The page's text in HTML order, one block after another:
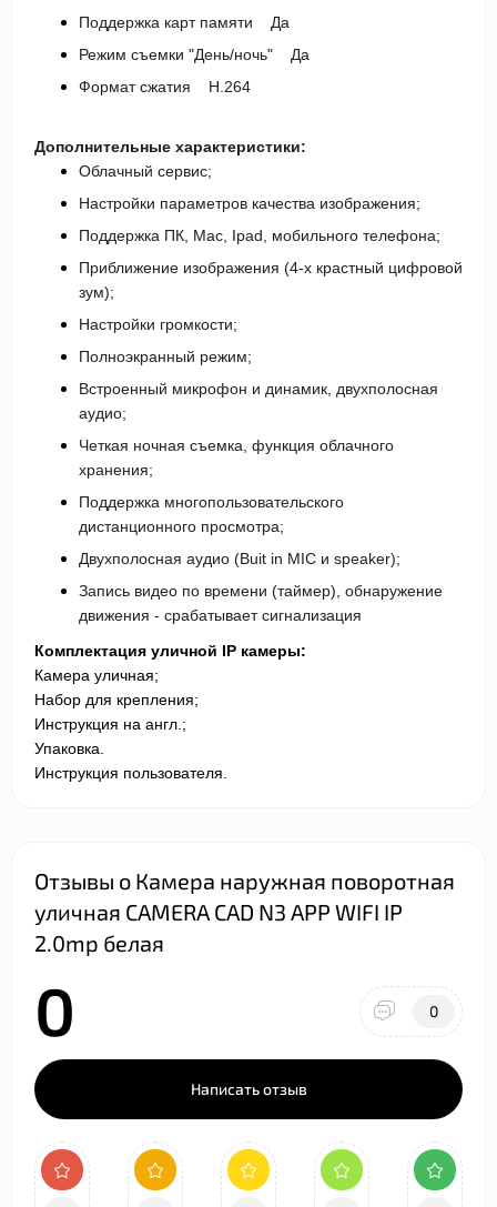
Поддержка карт памяти Да
Режим съемки "День/ночь" Да
Формат сжатия H.264
Дополнительные характеристики:
Облачный сервис;
Настройки параметров качества изображения;
Поддержка ПК, Mac, Ipad, мобильного телефона;
Приближение изображения (4-х крастный цифровой
зум);
Настройки громкости;
Полноэкранный режим;
Встроенный микрофон и динамик, двухполосная
аудио;
Четкая ночная съемка, функция облачного
хранения;
Поддержка многопользовательского
дистанционного просмотра;
Двухполосная аудио (Buit in MIC и speaker);
Запись видео по времени (таймер), обнаружение
движения - срабатывает сигнализация
Комплектация уличной IP камеры:
Камера уличная;
Набор для крепления;
Инструкция на англ.;
Упаковка.
Инструкция пользователя.
Отзывы о Камера наружная поворотная
уличная CAMERA CAD N3 APP WIFI IP
2.0mp белая
0 0
Написать отзыв